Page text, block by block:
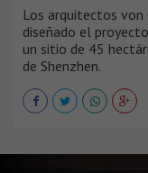
Los arquitectos von
diseñado el
un sitio de 45
de Shenzhen.